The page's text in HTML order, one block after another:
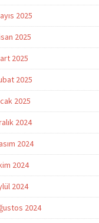
2025
2025
2025
2025
2025
2024
2024
2024
2024
2024